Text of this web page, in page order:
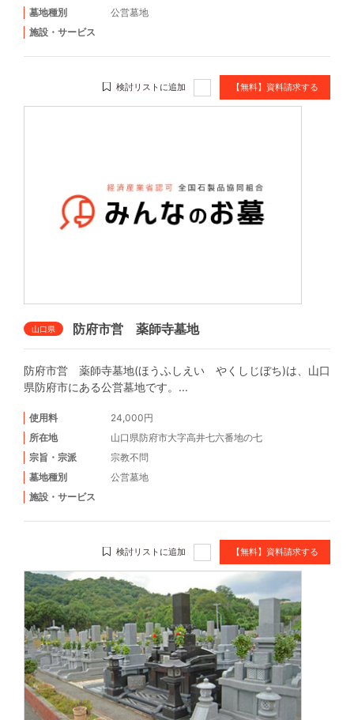
墓地種別
公営墓地
施設・サービス
検討リストに追加 【無料】資料請求する
山口県 防府市営 薬師寺墓地
防府市営 薬師寺墓地(ほうふしえい やくしじぼち)は、山口
県防府市にある公営墓地です。...
使用料
24,000円
所在地
山口県防府市大字高井七六番地の七
宗旨・宗派
宗教不問
墓地種別
公営墓地
施設・サービス
検討リストに追加 【無料】資料請求する